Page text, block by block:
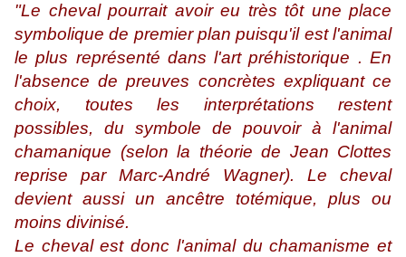
"Le cheval pourrait avoir eu très tôt une place
symbolique de premier plan puisqu'il est l'animal
le plus représenté dans l'art préhistorique . En
l'absence de preuves concrètes expliquant ce
choix, toutes les interprétations restent
possibles, du symbole de pouvoir à l'animal
chamanique (selon la théorie de Jean Clottes
reprise par Marc-André Wagner). Le cheval
devient aussi un ancêtre totémique, plus ou
moins divinisé.
Le cheval est donc l'animal du chamanisme et